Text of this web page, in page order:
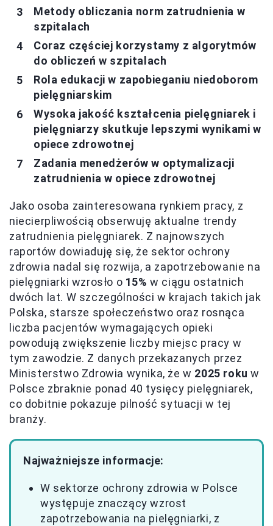
Metody obliczania norm zatrudnienia w
szpitalach
Coraz częściej korzystamy z algorytmów
do obliczeń w szpitalach
Rola edukacji w zapobieganiu niedoborom
pielęgniarskim
Wysoka jakość kształcenia pielęgniarek i
pielęgniarzy skutkuje lepszymi wynikami w
opiece zdrowotnej
Zadania menedżerów w optymalizacji
zatrudnienia w opiece zdrowotnej
Jako osoba zainteresowana rynkiem pracy, z
niecierpliwością obserwuję aktualne trendy
zatrudnienia pielęgniarek. Z najnowszych
raportów dowiaduję się, że sektor ochrony
zdrowia nadal się rozwija, a zapotrzebowanie na
pielęgniarki wzrosło o 15% w ciągu ostatnich
dwóch lat. W szczególności w krajach takich jak
Polska, starsze społeczeństwo oraz rosnąca
liczba pacjentów wymagających opieki
powodują zwiększenie liczby miejsc pracy w
tym zawodzie. Z danych przekazanych przez
Ministerstwo Zdrowia wynika, że w 2025 roku w
Polsce zbraknie ponad 40 tysięcy pielęgniarek,
co dobitnie pokazuje pilność sytuacji w tej
branży.
Najważniejsze informacje:
W sektorze ochrony zdrowia w Polsce
występuje znaczący wzrost
zapotrzebowania na pielęgniarki, z